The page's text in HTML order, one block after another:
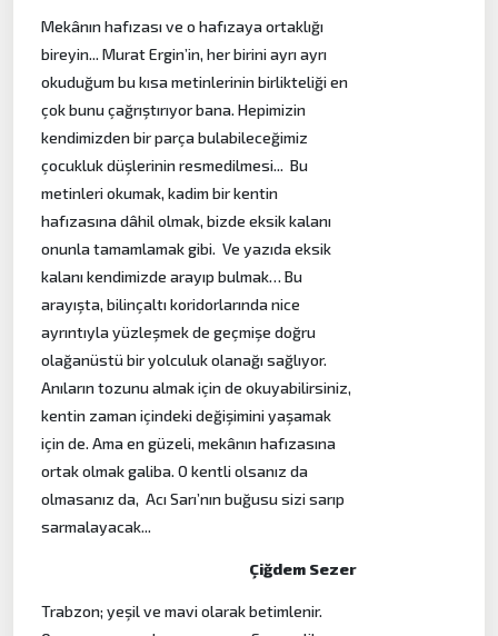
Mekânın hafızası ve o hafızaya ortaklığı
bireyin... Murat Ergin’in, her birini ayrı ayrı
okuduğum bu kısa metinlerinin birlikteliği en
çok bunu çağrıştırıyor bana. Hepimizin
kendimizden bir parça bulabileceğimiz
çocukluk düşlerinin resmedilmesi... Bu
metinleri okumak, kadim bir kentin
hafızasına dâhil olmak, bizde eksik kalanı
onunla tamamlamak gibi. Ve yazıda eksik
kalanı kendimizde arayıp bulmak… Bu
arayışta, bilinçaltı koridorlarında nice
ayrıntıyla yüzleşmek de geçmişe doğru
olağanüstü bir yolculuk olanağı sağlıyor.
Anıların tozunu almak için de okuyabilirsiniz,
kentin zaman içindeki değişimini yaşamak
için de. Ama en güzeli, mekânın hafızasına
ortak olmak galiba. O kentli olsanız da
olmasanız da, Acı Sarı’nın buğusu sizi sarıp
sarmalayacak...
Çiğdem Sezer
Trabzon; yeşil ve mavi olarak betimlenir.